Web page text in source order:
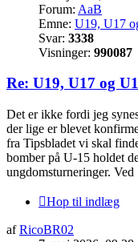
Forum: AaB
Emne: U19, U17
Svar: 3338
Visninger: 990087
Re: U19, U17 og
Det er ikke fordi jeg
der lige er blevet
fra Tipsbladet vi skal
bomber på U-15 holdet
ungdomsturneringer. Ved
Hop til indlæg
afRicoBR02